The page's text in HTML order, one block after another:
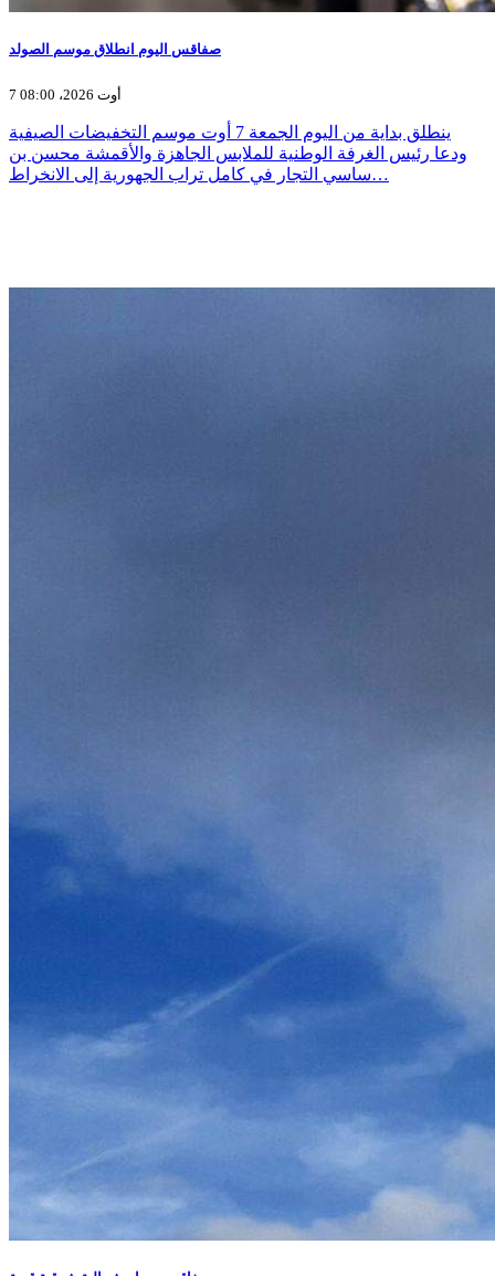
صفاقس اليوم انطلاق موسم الصولد
7 أوت 2026، 08:00
ينطلق بداية من اليوم الجمعة 7 أوت موسم التخفيضات الصيفية
ودعا رئيس الغرفة الوطنية للملابس الجاهزة والأقمشة محسن بن
ساسي التجار في كامل تراب الجهورية إلى الانخراط…